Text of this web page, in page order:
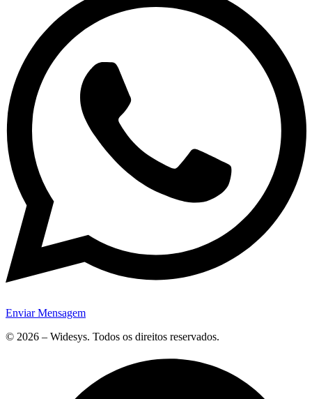
Enviar Mensagem
© 2026 – Widesys. Todos os direitos reservados.